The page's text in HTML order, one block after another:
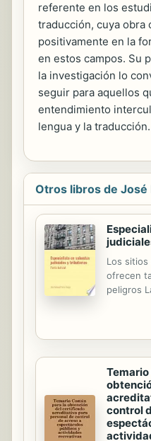
referente en los
traducción, cuya obra
positivamente en la
en estos campos. Su
la investigación lo
seguir para aquellos
entendimiento
lengua y la traducción.
Otros libros de José
Los
ofrecen
peligros
muchas
virtual.
permite
un
rincón
subastas
acceder
de
Temario
control